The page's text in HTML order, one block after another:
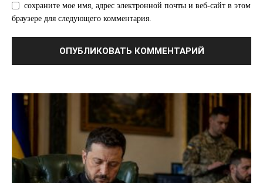
сохраните мое имя, адрес электронной почты и веб-сайт в этом
браузере для следующего комментария.